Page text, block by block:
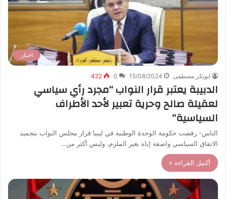
اخبار
ابوبكر مصطفى 15/08/2024
0
422
الدبيبة يعتبر قرار النواب “مجرد رأي سياسي
لعقيلة صالح وحرية تعبير لأحد الأطراف
السياسية”
الناس- رفضت حكومة الوحدة الوطنية في ليبيا قرار مجلس النواب بتجميد
الاتفاق السياسي واصفة إياه بغير الملزم، وليس أكثر من…
أكمل القراءة »